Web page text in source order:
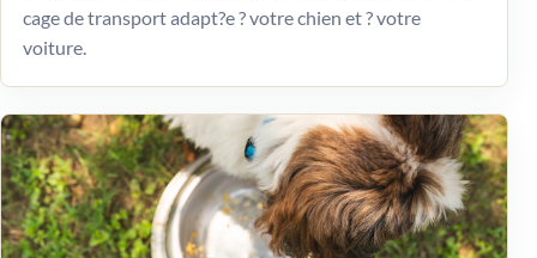
cage de transport adapt?e ? votre chien et ? votre
voiture.